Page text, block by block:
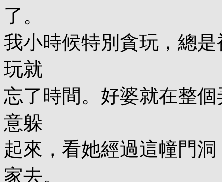
了。
我小時候特別貪玩，總
玩就
忘了時間。好婆就在整
意躲
起來，看她經過這幢門
家去。